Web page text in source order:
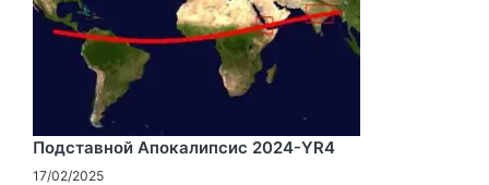
Подставной Апокалипсис 2024-YR4
17/02/2025